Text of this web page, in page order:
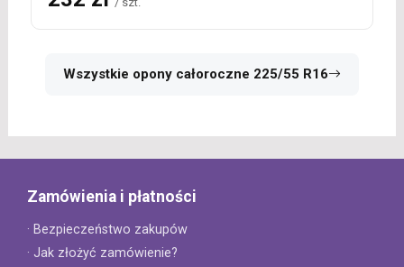
Wszystkie opony całoroczne 225/55 R16
Zamówienia i płatności
· Bezpieczeństwo zakupów
· Jak złożyć zamówienie?